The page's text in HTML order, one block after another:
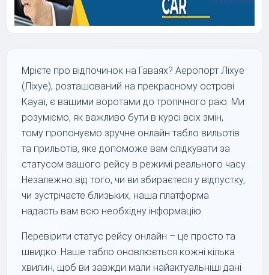
Мрієте про відпочинок на Гаваях? Аеропорт Ліхуе
(Ліхуе), розташований на прекрасному острові
Кауаї, є вашими воротами до тропічного раю. Ми
розуміємо, як важливо бути в курсі всіх змін,
тому пропонуємо зручне онлайн табло вильотів
та прильотів, яке допоможе вам слідкувати за
статусом вашого рейсу в режимі реального часу.
Незалежно від того, чи ви збираєтеся у відпустку,
чи зустрічаєте близьких, наша платформа
надасть вам всю необхідну інформацію.
Перевірити статус рейсу онлайн – це просто та
швидко. Наше табло оновлюється кожні кілька
хвилин, щоб ви завжди мали найактуальніші дані